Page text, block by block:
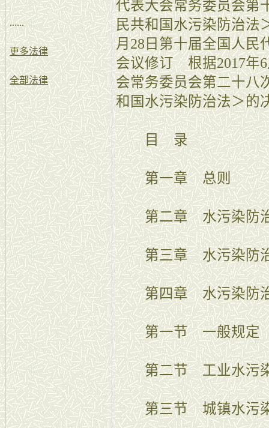
......
更多法律
全部法律
代表大会常务委员会第
民共和国水污染防治法
月28日第十届全国人民
会议修订 根据2017年
会常务委员会第二十八
和国水污染防治法＞的
目 录
第一章 总则
第二章 水污染防治
第三章 水污染防治
第四章 水污染防
第一节 一般规定
第二节 工业水污
第三节 城镇水污